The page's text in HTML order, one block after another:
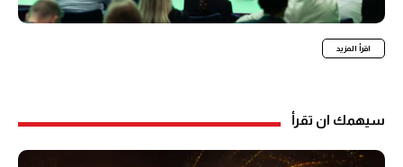
اقرأ المزيد
سيهمك ان تقرأ